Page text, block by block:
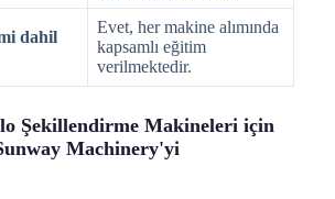
dahil
Evet, her makine alımında
kapsamlı eğitim
verilmektedir.
Şekillendirme Makineleri için
Machinery'yi